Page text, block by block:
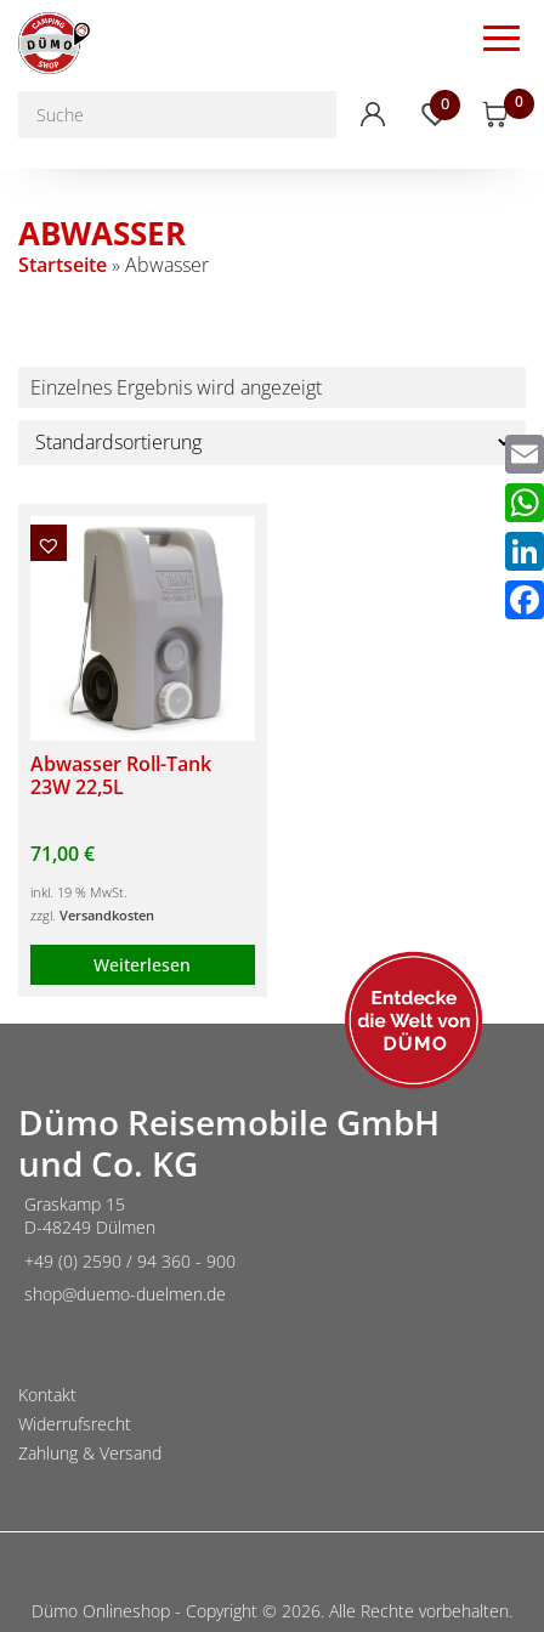
0 0
ABWASSER
Startseite»Abwasser
Einzelnes Ergebnis wird angezeigt
Abwasser Roll-Tank
23W 22,5L
71,00€
inkl. 19 % MwSt.
zzgl. Versandkosten
Weiterlesen
Dümo Reisemobile GmbH
und Co. KG
Graskamp 15
D-48249 Dülmen
+49 (0) 2590 / 94 360 - 900
shop@duemo-duelmen.de
Kontakt
Widerrufsrecht
Zahlung & Versand
Dümo Onlineshop - Copyright © 2026. Alle Rechte vorbehalten.